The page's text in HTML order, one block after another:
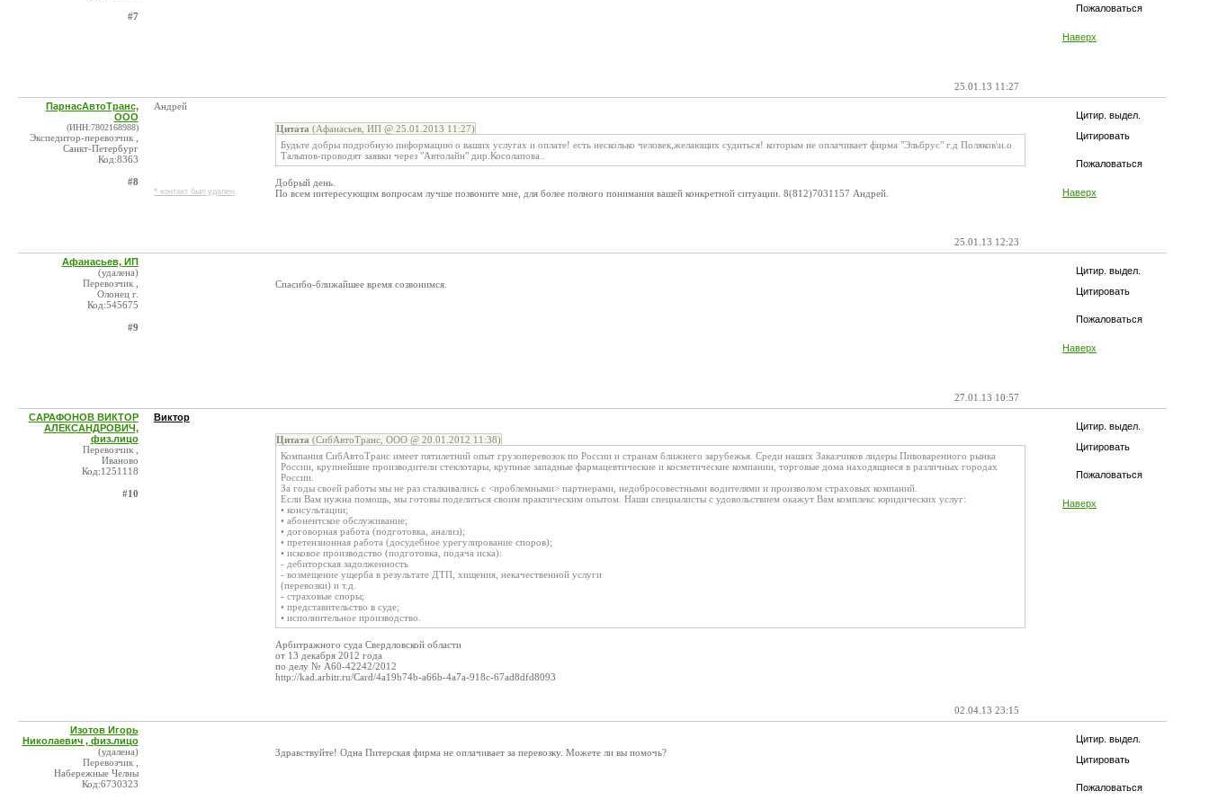
Пожаловаться
Наверх
#7
25.01.13 11:27
Цитир. выдел.
Цитировать
Пожаловаться
Наверх
ПарнасАвтоТранс,
ООО
(ИНН:7802168988)
Экспедитор-перевозчик ,
Санкт-Петербург
Код:8363
#8
Андрей
* контакт был удален
Цитата (Афанасьев, ИП @ 25.01.2013 11:27)
Будьте добры подробную информацию о ваших услугах и оплате! есть несколько человек,желающих судиться! которым не оплачивает фирма "Эльбрус" г.д Поляков\и.о
Талыпов-проводят заявки через "Автолайн" дир.Косолапова..
Добрый день.
По всем интересующим вопросам лучше позвоните мне, для более полного понимания вашей конкретной ситуации. 8(812)7031157 Андрей.
25.01.13 12:23
Цитир. выдел.
Цитировать
Пожаловаться
Наверх
Афанасьев, ИП
(удалена)
Перевозчик ,
Олонец г.
Код:545675
#9
Спасибо-ближайшее время созвонимся.
27.01.13 10:57
Цитир. выдел.
Цитировать
Пожаловаться
Наверх
САРАФОНОВ ВИКТОР
АЛЕКСАНДРОВИЧ,
физ.лицо
Перевозчик ,
Иваново
Код:1251118
#10
Виктор
Цитата (СибАвтоТранс, ООО @ 20.01.2012 11:38)
Компания СибАвтоТранс имеет пятилетний опыт грузоперевозок по России и странам ближнего зарубежья. Среди наших Заказчиков лидеры Пивоваренного рынка
России, крупнейшие производители стеклотары, крупные западные фармацевтические и косметические компании, торговые дома находящиеся в различных городах
России.
За годы своей работы мы не раз сталкивались с <проблемными> партнерами, недобросовестными водителями и произволом страховых компаний.
Если Вам нужна помощь, мы готовы поделиться своим практическим опытом. Наши специалисты с удовольствием окажут Вам комплекс юридических услуг:
• консультации;
• абонентское обслуживание;
• договорная работа (подготовка, анализ);
• претензионная работа (досудебное урегулирование споров);
• исковое производство (подготовка, подача иска):
- дебиторская задолженность
- возмещение ущерба в результате ДТП, хищения, некачественной услуги
(перевозки) и т.д.
- страховые споры;
• представительство в суде;
• исполнительное производство.
Арбитражного суда Свердловской области
от 13 декабря 2012 года
по делу № А60-42242/2012
http://kad.arbitr.ru/Card/4a19b74b-a66b-4a7a-918c-67ad8dfd8093
02.04.13 23:15
Цитир. выдел.
Цитировать
Пожаловаться
Изотов Игорь
Николаевич , физ.лицо
(удалена)
Перевозчик ,
Набережные Челны
Код:6730323
Здравствуйте! Одна Питерская фирма не оплачивает за перевозку. Можете ли вы помочь?